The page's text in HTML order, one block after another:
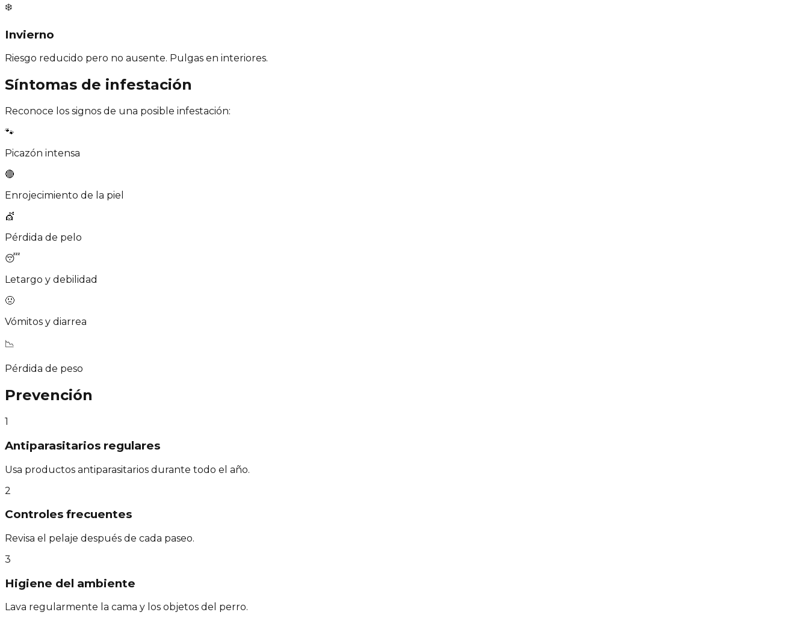
❄️
Invierno
Riesgo reducido pero no ausente. Pulgas en interiores.
Síntomas de infestación
Reconoce los signos de una posible infestación:
🐾
Picazón intensa
🔴
Enrojecimiento de la piel
💇
Pérdida de pelo
😴
Letargo y debilidad
🤢
Vómitos y diarrea
📉
Pérdida de peso
Prevención
1
Antiparasitarios regulares
Usa productos antiparasitarios durante todo el año.
2
Controles frecuentes
Revisa el pelaje después de cada paseo.
3
Higiene del ambiente
Lava regularmente la cama y los objetos del perro.